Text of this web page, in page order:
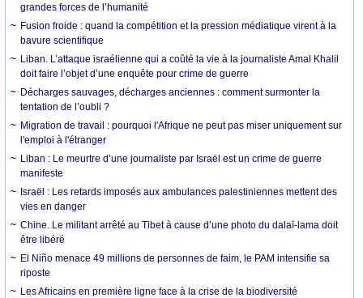
grandes forces de l’humanité
Fusion froide : quand la compétition et la pression médiatique virent à la
bavure scientifique
Liban. L’attaque israélienne qui a coûté la vie à la journaliste Amal Khalil
doit faire l’objet d’une enquête pour crime de guerre
Décharges sauvages, décharges anciennes : comment surmonter la
tentation de l’oubli ?
Migration de travail : pourquoi l'Afrique ne peut pas miser uniquement sur
l'emploi à l'étranger
Liban : Le meurtre d’une journaliste par Israël est un crime de guerre
manifeste
Israël : Les retards imposés aux ambulances palestiniennes mettent des
vies en danger
Chine. Le militant arrêté au Tibet à cause d’une photo du dalaï-lama doit
être libéré
El Niño menace 49 millions de personnes de faim, le PAM intensifie sa
riposte
Les Africains en première ligne face à la crise de la biodiversité